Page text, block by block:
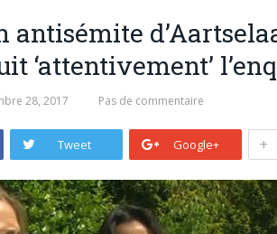
antisémite
‘attentivement’
28, 2017 Pas de commentaire
Tweet Google+ +